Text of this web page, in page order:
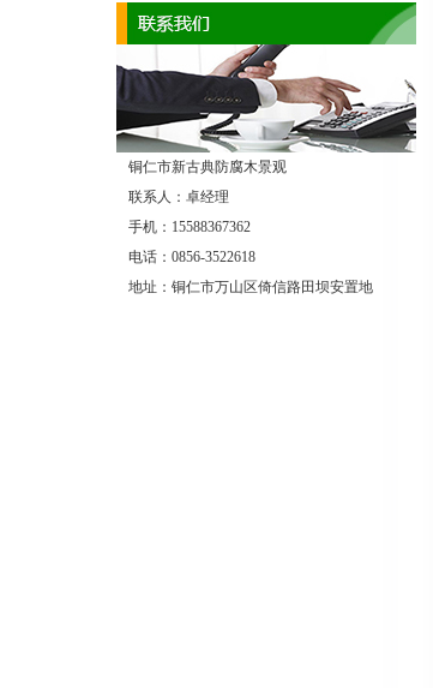
铜仁市新古典防腐木景观
联系人：卓经理
手机：15588367362
电话：0856-3522618
地址：铜仁市万山区倚信路田坝安置地